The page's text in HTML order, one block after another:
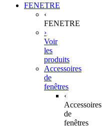
FENETRE
‹
FENETRE
›
Voir
les
produits
Accessoires
de
fenêtres
‹
Accessoires
de
fenêtres